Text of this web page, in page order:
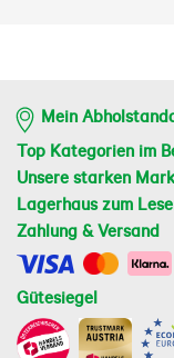
Mein
Top Kategorien im
Unsere starken
Lagerhaus zum
Zahlung & Versand
Gütesiegel